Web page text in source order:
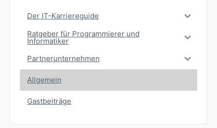
Der IT-Karriereguide
Ratgeber für Programmierer und
Informatiker
Partnerunternehmen
Allgemein
Gastbeiträge